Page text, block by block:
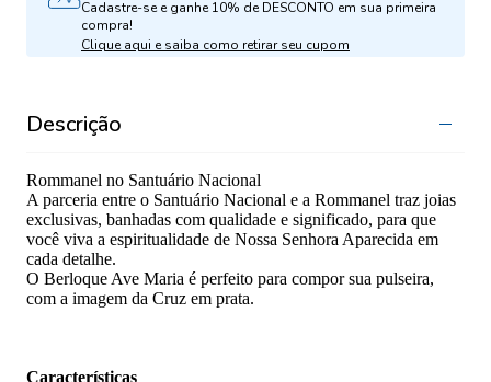
Cadastre-se e ganhe 10% de DESCONTO em sua primeira
compra!
Clique aqui e saiba como retirar seu cupom
Descrição
Rommanel no Santuário Nacional
A parceria entre o Santuário Nacional e a Rommanel traz joias
exclusivas, banhadas com qualidade e significado, para que
você viva a espiritualidade de Nossa Senhora Aparecida em
cada detalhe.
O Berloque Ave Maria é perfeito para compor sua pulseira,
com a imagem da Cruz em prata.
Características